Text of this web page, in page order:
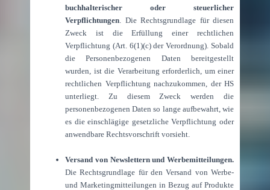
buchhalterischer oder steuerlicher
Verpflichtungen. Die Rechtsgrundlage für diesen
Zweck ist die Erfüllung einer rechtlichen
Verpflichtung (Art. 6(1)(c) der Verordnung). Sobald
die Personenbezogenen Daten bereitgestellt
wurden, ist die Verarbeitung erforderlich, um einer
rechtlichen Verpflichtung nachzukommen, der HS
unterliegt. Zu diesem Zweck werden die
personenbezogenen Daten so lange aufbewahrt, wie
es die einschlägige gesetzliche Verpflichtung oder
anwendbare Rechtsvorschrift vorsieht.
Versand von Newslettern und Werbemitteilungen.
Die Rechtsgrundlage für den Versand von Werbe-
und Marketingmitteilungen in Bezug auf Produkte